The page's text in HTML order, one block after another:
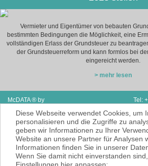
Vermieter und Eigentümer von bebauten
bestimmten Bedingungen die Möglichkeit, eine
vollständigen Erlass der Grundsteuer zu
der Grundsteuerreform und kann formlos bei
eingereicht werden.
> mehr lesen
McDATA ® by
P.O. Box 2410 | Ras Al Kaimah
Tel:
E-
McDATA ist eine sehr gute Alternative zu
Ihrem Steuerberater zur Erbringung der
laufenden Finanz- und Lohnbuchhaltung*.
* = Erbracht werden nur Dienstleistungen
Diese Webseite verwendet Cookies, um
personalisieren und die Zugriffe zu
geben wir Informationen zu Ihrer
Website an unsere Partner für Analysen
Informationen finden Sie in unserer
Wenn Sie damit nicht einverstanden